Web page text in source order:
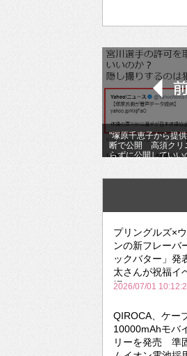
"塚原千恵子から提
断で公開 高須クリ
らずに公開していい
プリングルズ×
ンの新フレーバ
ックバター」
太さんが祝福イ
場
2026/07/01
QIROCA、ケー
10000mAhモバ
リーを発売 準